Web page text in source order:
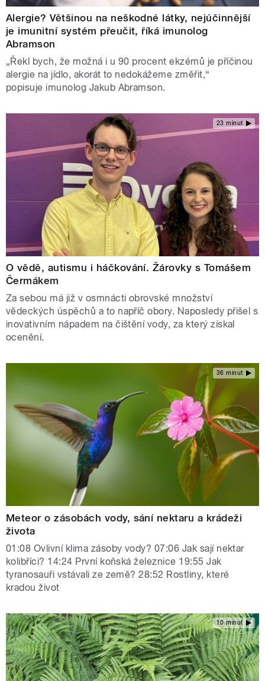
Alergie? Většinou na neškodné látky, nejúčinnější
je imunitní systém přeučit, říká imunolog
Abramson
„Řekl bych, že možná i u 90 procent ekzémů je příčinou
alergie na jídlo, akorát to nedokážeme změřit,“
popisuje imunolog Jakub Abramson.
23 minut
O vědě, autismu i háčkování. Žárovky s Tomášem
Čermákem
Za sebou má již v osmnácti obrovské množství
vědeckých úspěchů a to napříč obory. Naposledy přišel s
inovativním nápadem na čištění vody, za který získal
ocenění.
36 minut
Meteor o zásobách vody, sání nektaru a krádeži
života
01:08 Ovlivní klima zásoby vody? 07:06 Jak sají nektar
kolibříci? 14:24 První koňská železnice 19:55 Jak
tyranosauři vstávali ze země? 28:52 Rostliny, které
kradou život
10 minut